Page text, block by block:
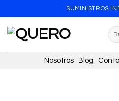
to
content
SUMINISTROS
for:
Nosotros Blog